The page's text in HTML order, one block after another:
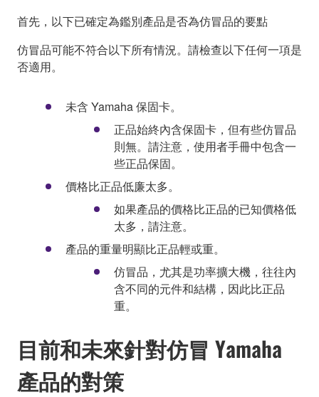
首先，以下已確定為鑑別產品是否為仿冒品的要點
仿冒品可能不符合以下所有情況。請檢查以下任何一項是
否適用。
未含 Yamaha 保固卡。
正品始終內含保固卡，但有些仿冒品
則無。請注意，使用者手冊中包含一
些正品保固。
價格比正品低廉太多。
如果產品的價格比正品的已知價格低
太多，請注意。
產品的重量明顯比正品輕或重。
仿冒品，尤其是功率擴大機，往往內
含不同的元件和結構，因此比正品
重。
目前和未來針對仿冒 Yamaha
產品的對策